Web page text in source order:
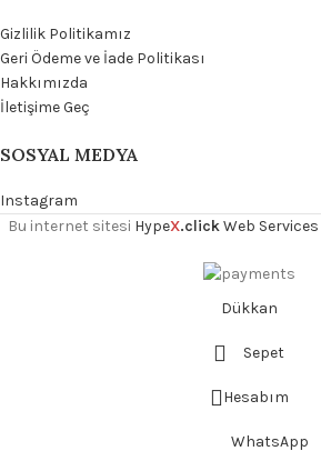
Gizlilik Politikamız
Geri Ödeme ve İade Politikası
Hakkımızda
İletişime Geç
SOSYAL MEDYA
Instagram
Bu internet sitesi HypeX.clickWeb Services
Dükkan
Sepet
Hesabım
WhatsApp